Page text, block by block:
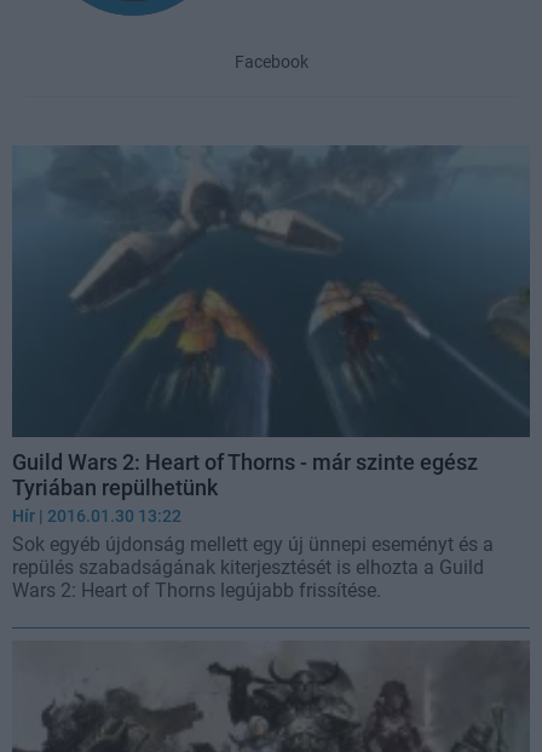
Facebook
Guild Wars 2: Heart of Thorns - már szinte egész
Tyriában repülhetünk
Hír | 2016.01.30 13:22
Sok egyéb újdonság mellett egy új ünnepi eseményt és a
repülés szabadságának kiterjesztését is elhozta a Guild
Wars 2: Heart of Thorns legújabb frissítése.